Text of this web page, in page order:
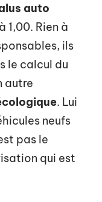
auto
1,00. Rien à
ils
le calcul du
autre
. Lui
neufs
pas le
qui est